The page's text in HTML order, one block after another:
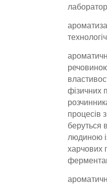
фізичних
процесів
беруться
людиною
харчових